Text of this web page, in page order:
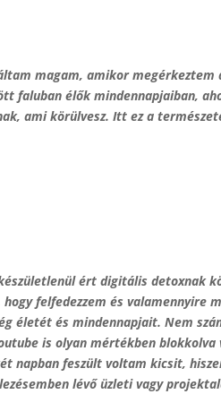
magam, amikor megérkeztem
faluban élők mindennapjaiban,
ami körülvesz. Itt ez a
ért digitális detoxnak
felfedezzem és valamennyire
életét és mindennapjait. Nem
is olyan mértékben
napban feszült voltam kicsit,
lévő üzleti vagy